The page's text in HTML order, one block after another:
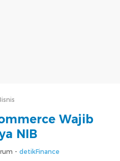
Wajib
NIB
- detikFinance